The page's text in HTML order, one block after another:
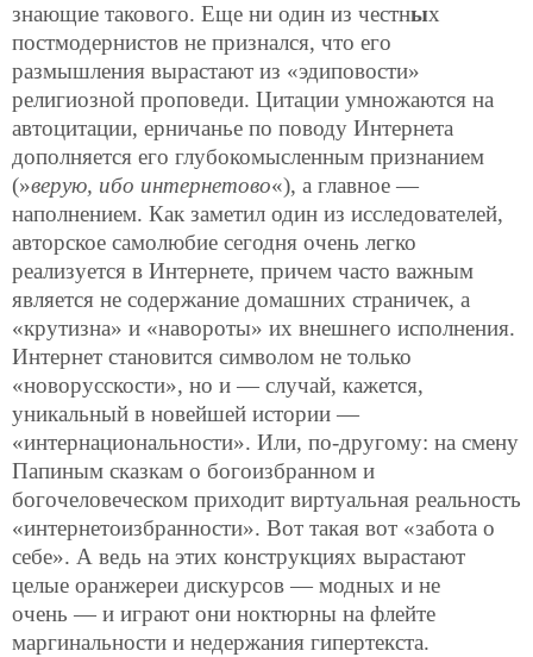
знающие такового. Еще ни один из честных
постмодернистов не признался, что его
размышления вырастают из «эдиповости»
религиозной проповеди. Цитации умножаются на
автоцитации, ерничанье по поводу Интернета
дополняется его глубокомысленным признанием
(»верую, ибо интернетово«), а главное —
наполнением. Как заметил один из исследователей,
авторское самолюбие сегодня очень легко
реализуется в Интернете, причем часто важным
является не содержание домашних страничек, а
«крутизна» и «навороты» их внешнего исполнения.
Интернет становится символом не только
«новорусскости», но и — случай, кажется,
уникальный в новейшей истории —
«интернациональности». Или, по-другому: на смену
Папиным сказкам о богоизбранном и
богочеловеческом приходит виртуальная реальность
«интернетоизбранности». Вот такая вот «забота о
себе». А ведь на этих конструкциях вырастают
целые оранжереи дискурсов — модных и не
очень — и играют они ноктюрны на флейте
маргинальности и недержания гипертекста.